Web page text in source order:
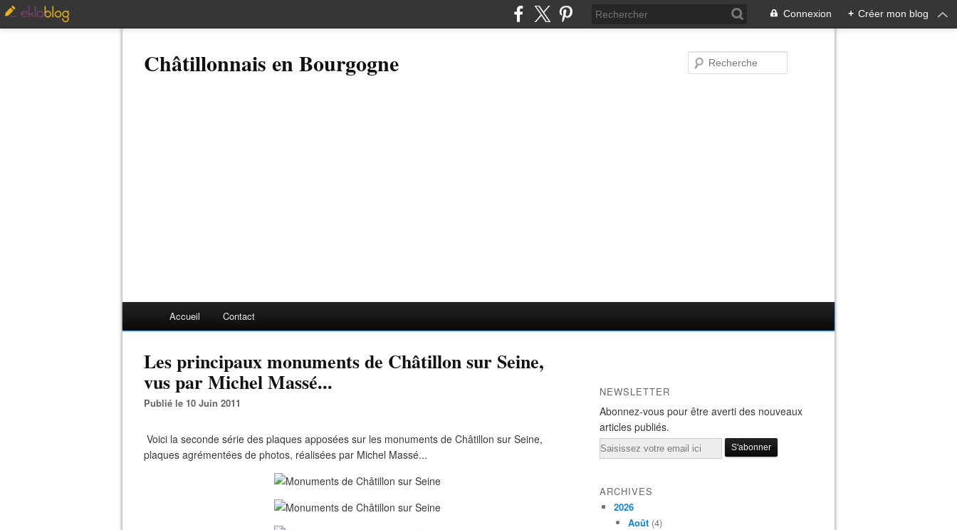
Connexion + Créer mon blog
Châtillonnais en Bourgogne
Accueil Contact
Les principaux monuments de Châtillon sur Seine,
vus par Michel Massé...
Publié le 10 Juin 2011
Voici la seconde série des plaques apposées sur les monuments de Châtillon sur Seine,
plaques agrémentées de photos, réalisées par Michel Massé...
NEWSLETTER
Abonnez-vous pour être averti des nouveaux
articles publiés.
Email
ARCHIVES
2026
Août (4)